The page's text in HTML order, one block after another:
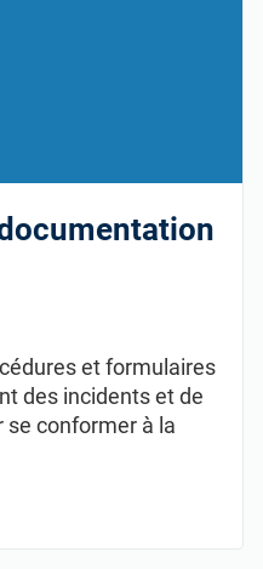
et formulaires
des incidents et de
conformer à la